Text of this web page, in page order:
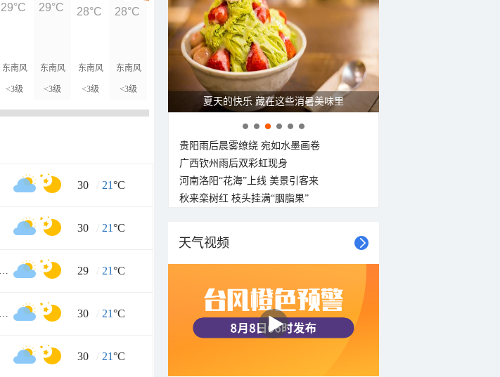
东南风
<3级
东南风
<3级
东南风
<3级
东南风
<3级 <3级
南风
<3级
西南风
<3级
南风
<3级 <3级
东南风
<3级
29°C 29°C 28°C 28°C 27°C 26°C 26°C
30 / 21°C
30 / 21°C
蟹岛绿色生态度假村 29 / 21°C
北京中华民族博物院 30 / 21°C
30 / 21°C
夏天的快乐 藏在这些消暑美味里
贵阳雨后晨雾缭绕 宛如水墨画卷
广西钦州雨后双彩虹现身
河南洛阳“花海”上线 美景引客来
秋来栾树红 枝头挂满“胭脂果”
天气视频